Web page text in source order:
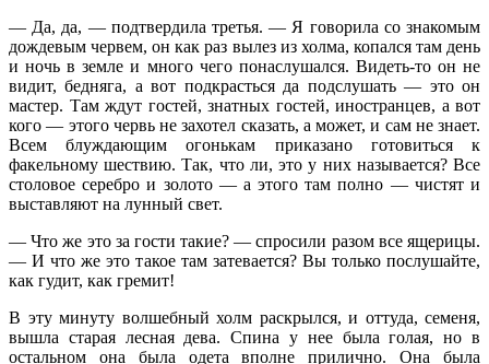
— Да, да, — подтвердила третья. — Я говорила со знакомым
дождевым червем, он как раз вылез из холма, копался там день
и ночь в земле и много чего понаслушался. Видеть-то он не
видит, бедняга, а вот подкрасться да подслушать — это он
мастер. Там ждут гостей, знатных гостей, иностранцев, а вот
кого — этого червь не захотел сказать, а может, и сам не знает.
Всем блуждающим огонькам приказано готовиться к
факельному шествию. Так, что ли, это у них называется? Все
столовое серебро и золото — а этого там полно — чистят и
выставляют на лунный свет.
— Что же это за гости такие? — спросили разом все ящерицы.
— И что же это такое там затевается? Вы только послушайте,
как гудит, как гремит!
В эту минуту волшебный холм раскрылся, и оттуда, семеня,
вышла старая лесная дева. Спина у нее была голая, но в
остальном она была одета вполне прилично. Она была